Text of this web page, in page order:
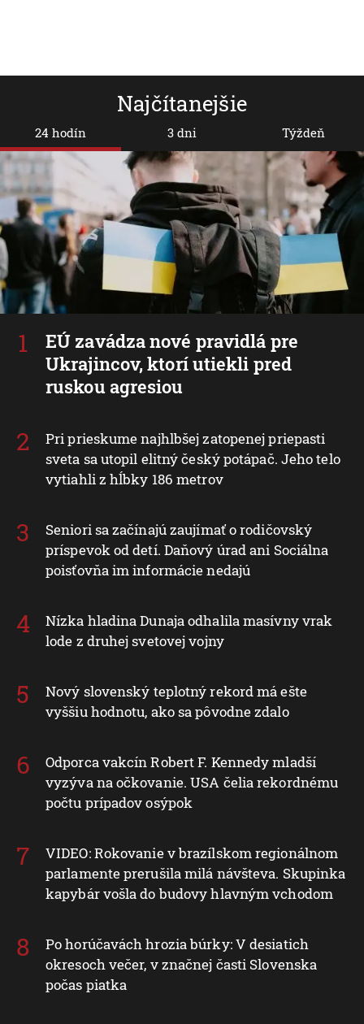
Najčítanejšie
24 hodín
EÚ zavádza nové pravidlá pre
Ukrajincov, ktorí utiekli pred
ruskou agresiou
Pri prieskume najhlbšej zatopenej priepasti
sveta sa utopil elitný český potápač. Jeho telo
vytiahli z hĺbky 186 metrov
Seniori sa začínajú zaujímať o rodičovský
príspevok od detí. Daňový úrad ani Sociálna
poisťovňa im informácie nedajú
Nízka hladina Dunaja odhalila masívny vrak
lode z druhej svetovej vojny
Nový slovenský teplotný rekord má ešte
vyššiu hodnotu, ako sa pôvodne zdalo
Odporca vakcín Robert F. Kennedy mladší
vyzýva na očkovanie. USA čelia rekordnému
počtu prípadov osýpok
VIDEO: Rokovanie v brazílskom regionálnom
parlamente prerušila milá návšteva. Skupinka
kapybár vošla do budovy hlavným vchodom
Po horúčavách hrozia búrky: V desiatich
okresoch večer, v značnej časti Slovenska
počas piatka
3 dni Týždeň